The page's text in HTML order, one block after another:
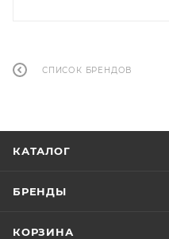
СПИСОК БРЕНДОВ
КАТАЛОГ
БРЕНДЫ
КОРЗИНА